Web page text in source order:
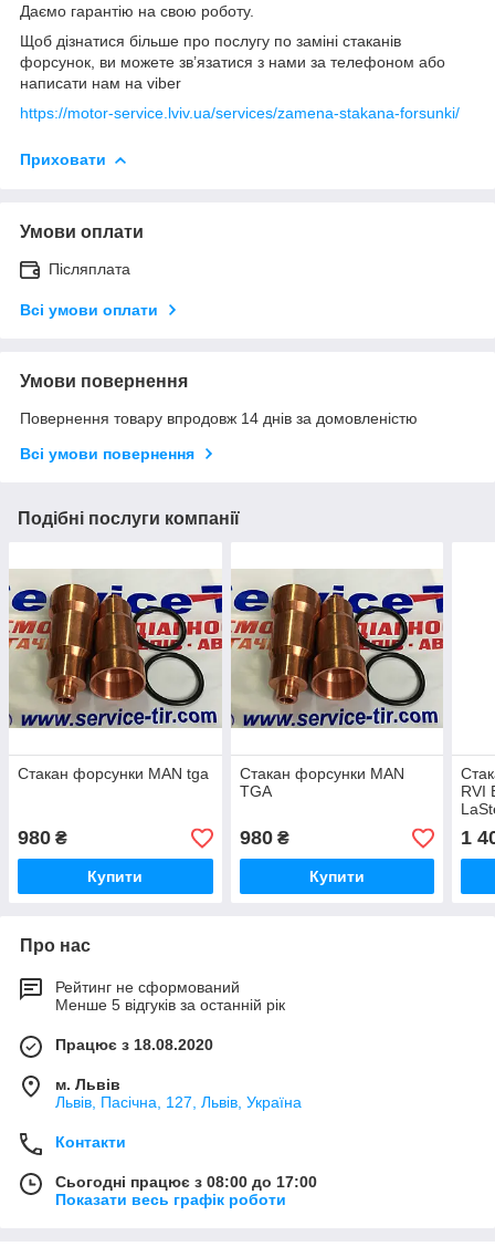
Даємо гарантію на свою роботу.
Щоб дізнатися більше про послугу по заміні стаканів
форсунок, ви можете зв’язатися з нами за телефоном або
написати нам на viber
https://motor-service.lviv.ua/services/zamena-stakana-forsunki/
Приховати
Умови оплати
Післяплата
Всі умови оплати
Умови повернення
Повернення товару впродовж 14 днів за домовленістю
Всі умови повернення
Подібні послуги компанії
Стакан форсунки MAN tga
980 ₴
Купити
Стакан форсунки MAN
TGA
980₴
Купити
RVI
1
Про нас
Рейтинг не сформований
Менше 5 відгуків за останній рік
Працює з 18.08.2020
м. Львів
Львів, Пасічна, 127, Львів, Україна
Контакти
Сьогодні працює з 08:00 до 17:00
Показати весь графік роботи